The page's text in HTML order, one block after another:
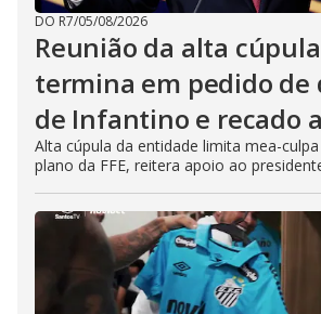
DO R7/05/08/2026
Reunião da alta
termina em pedido de
de Infantino e recado
Alta cúpula da entidade limita mea-
plano da FFE, reitera apoio ao